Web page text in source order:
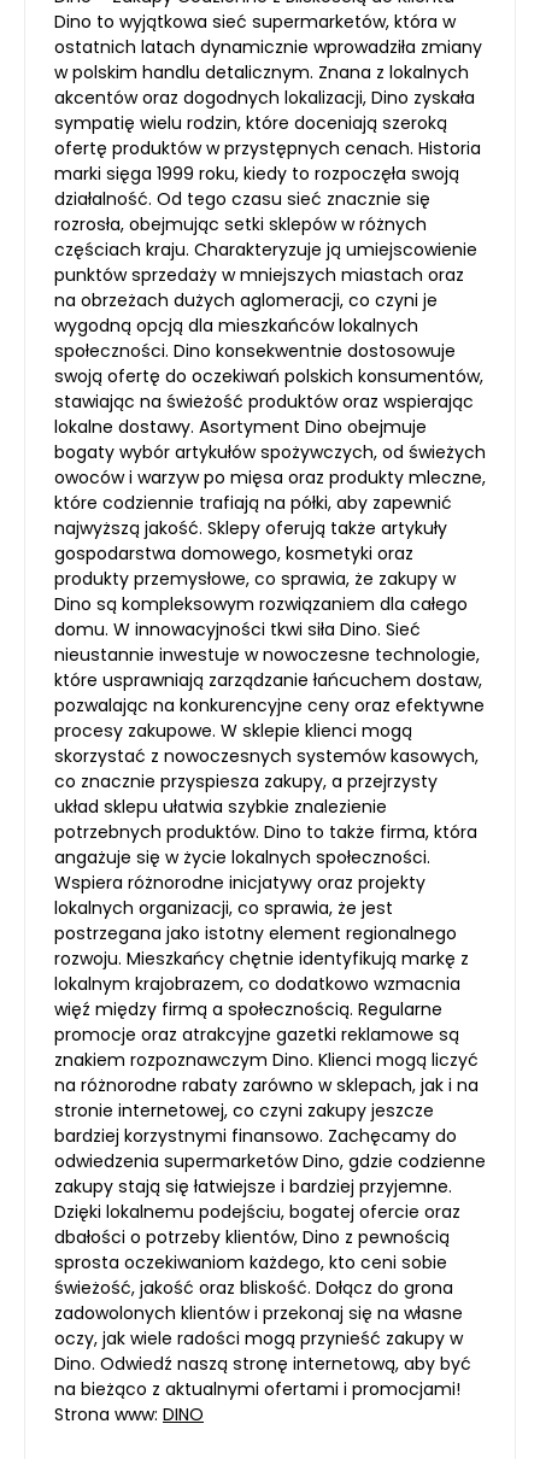
Dino to wyjątkowa sieć supermarketów, która w
ostatnich latach dynamicznie wprowadziła zmiany
w polskim handlu detalicznym. Znana z lokalnych
akcentów oraz dogodnych lokalizacji, Dino zyskała
sympatię wielu rodzin, które doceniają szeroką
ofertę produktów w przystępnych cenach. Historia
marki sięga 1999 roku, kiedy to rozpoczęła swoją
działalność. Od tego czasu sieć znacznie się
rozrosła, obejmując setki sklepów w różnych
częściach kraju. Charakteryzuje ją umiejscowienie
punktów sprzedaży w mniejszych miastach oraz
na obrzeżach dużych aglomeracji, co czyni je
wygodną opcją dla mieszkańców lokalnych
społeczności. Dino konsekwentnie dostosowuje
swoją ofertę do oczekiwań polskich konsumentów,
stawiając na świeżość produktów oraz wspierając
lokalne dostawy. Asortyment Dino obejmuje
bogaty wybór artykułów spożywczych, od świeżych
owoców i warzyw po mięsa oraz produkty mleczne,
które codziennie trafiają na półki, aby zapewnić
najwyższą jakość. Sklepy oferują także artykuły
gospodarstwa domowego, kosmetyki oraz
produkty przemysłowe, co sprawia, że zakupy w
Dino są kompleksowym rozwiązaniem dla całego
domu. W innowacyjności tkwi siła Dino. Sieć
nieustannie inwestuje w nowoczesne technologie,
które usprawniają zarządzanie łańcuchem dostaw,
pozwalając na konkurencyjne ceny oraz efektywne
procesy zakupowe. W sklepie klienci mogą
skorzystać z nowoczesnych systemów kasowych,
co znacznie przyspiesza zakupy, a przejrzysty
układ sklepu ułatwia szybkie znalezienie
potrzebnych produktów. Dino to także firma, która
angażuje się w życie lokalnych społeczności.
Wspiera różnorodne inicjatywy oraz projekty
lokalnych organizacji, co sprawia, że jest
postrzegana jako istotny element regionalnego
rozwoju. Mieszkańcy chętnie identyfikują markę z
lokalnym krajobrazem, co dodatkowo wzmacnia
więź między firmą a społecznością. Regularne
promocje oraz atrakcyjne gazetki reklamowe są
znakiem rozpoznawczym Dino. Klienci mogą liczyć
na różnorodne rabaty zarówno w sklepach, jak i na
stronie internetowej, co czyni zakupy jeszcze
bardziej korzystnymi finansowo. Zachęcamy do
odwiedzenia supermarketów Dino, gdzie codzienne
zakupy stają się łatwiejsze i bardziej przyjemne.
Dzięki lokalnemu podejściu, bogatej ofercie oraz
dbałości o potrzeby klientów, Dino z pewnością
sprosta oczekiwaniom każdego, kto ceni sobie
świeżość, jakość oraz bliskość. Dołącz do grona
zadowolonych klientów i przekonaj się na własne
oczy, jak wiele radości mogą przynieść zakupy w
Dino. Odwiedź naszą stronę internetową, aby być
na bieżąco z aktualnymi ofertami i promocjami!
Strona www: DINO